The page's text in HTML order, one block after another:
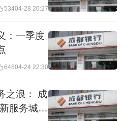
季度发行了110亿元永
开的投资者关系活动
层表示，后期伴随着
53404-28 20:27
：一季度
64804-24 22:30
之浪： 成
服务城商